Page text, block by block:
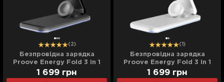
(2)
Безпровідна зарядка
Proove Energy Fold 3 in 1
(Black)
1 699 грн
(1)
Безпровідна зарядка
Proove Energy Fold 3 in 1
(White)
1 699 грн